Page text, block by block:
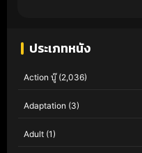
ประเภทหนัง
Action บู๊(2,036)
Adaptation (3)
Adult (1)